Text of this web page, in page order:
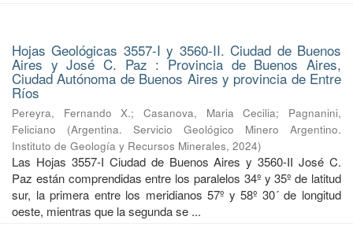
Hojas Geológicas 3557-I y 3560-II. Ciudad de Buenos
Aires y José C. Paz : Provincia de Buenos Aires,
Ciudad Autónoma de Buenos Aires y provincia de Entre
Ríos
Pereyra, Fernando X.;Casanova, Maria Cecilia; Pagnanini,
Feliciano
(Argentina. Servicio Geológico Minero Argentino.
Instituto de Geología y Recursos Minerales, 2024)
Las Hojas 3557-I Ciudad de Buenos Aires y 3560-II José C.
Paz están comprendidas entre los paralelos 34º y 35º de latitud
sur, la primera entre los meridianos 57º y 58º 30´ de longitud
oeste, mientras que la segunda se ...